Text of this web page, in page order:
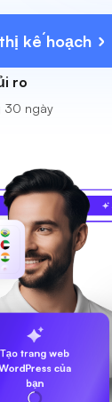
kế hoạch
ro
30 ngày
Tạo trang web
của
bạn